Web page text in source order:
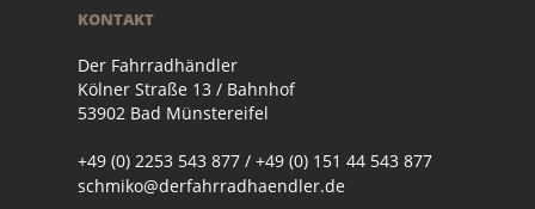
KONTAKT
Der Fahrradhändler
Kölner Straße 13 / Bahnhof
53902 Bad Münstereifel
+49 (0) 2253 543 877 / +49 (0) 151 44 543 877
schmiko@derfahrradhaendler.de